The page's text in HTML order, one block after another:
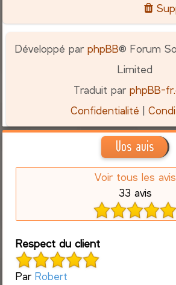
Développé parphpBB® Forum
Limited
Traduit parphpBB-
Confidentialité |
Vos avis
Voir tous les avis
33 avis
Respect du client
ParRobert